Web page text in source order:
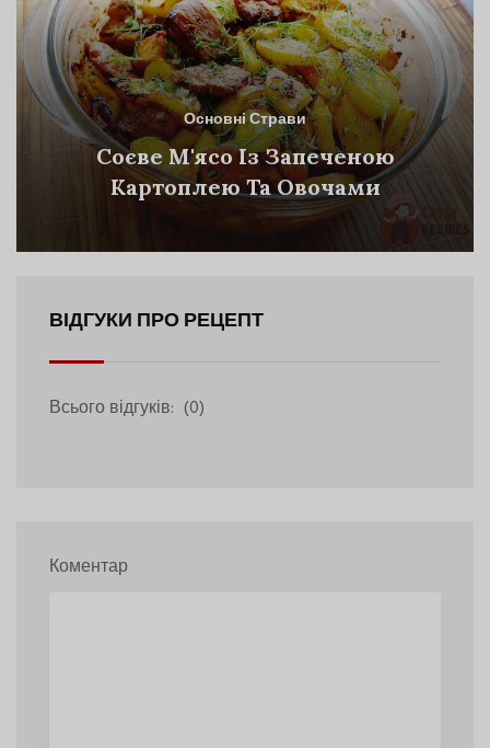
Основні Страви
Соєве М'ясо Із Запеченою
Картоплею Та Овочами
ВІДГУКИ ПРО РЕЦЕПТ
Всього відгуків: (0)
Коментар